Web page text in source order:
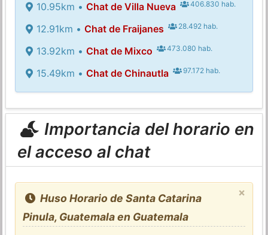
10.95km • Chat de Villa Nueva 406.830 hab.
12.91km • Chat de Fraijanes 28.492 hab.
13.92km • Chat de Mixco 473.080 hab.
15.49km • Chat de Chinautla 97.172 hab.
Importancia del horario en
el acceso al chat
×
Huso Horario de Santa Catarina
Pinula, Guatemala en Guatemala